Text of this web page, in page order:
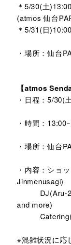
＊5/30(土
(atmos 仙台
＊5/31(日
・場所：仙台
【atmos
・日程：5/30(
・時間：13:00
・場所：仙台
・内容：ショ
Jinmenusagi)
DJ(Aru-2、
and more)
※混雑状況に応